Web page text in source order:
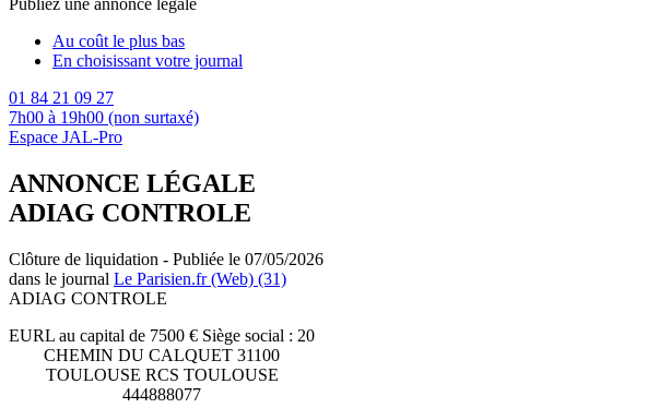
Publiez une annonce légale
Au coût le plus bas
En choisissant votre journal
01 84 21 09 27
7h00 à 19h00 (non surtaxé)
Espace JAL-Pro
ANNONCE LÉGALE
ADIAG CONTROLE
Clôture de liquidation - Publiée le 07/05/2026
dans le journal Le Parisien.fr (Web) (31)
ADIAG CONTROLE
EURL au capital de 7500 € Siège social : 20
CHEMIN DU CALQUET 31100
TOULOUSE RCS TOULOUSE
444888077